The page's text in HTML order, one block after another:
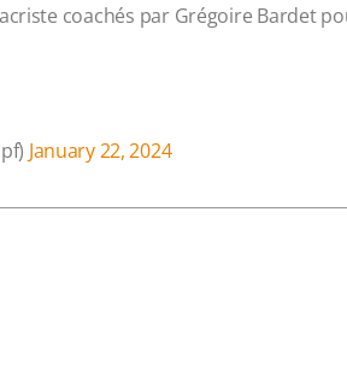
coachés par Grégoire Bardet
January 22, 2024